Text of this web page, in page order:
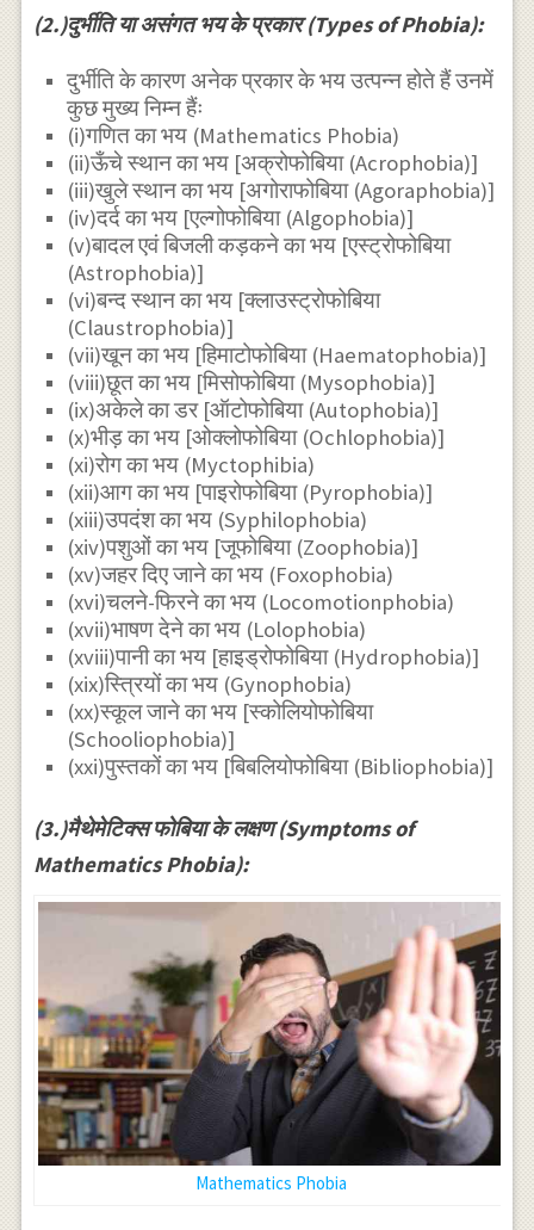
(2.)दुर्भीति या असंगत भय के प्रकार (Types of Phobia):
दुर्भीति के कारण अनेक प्रकार के भय उत्पन्न होते हैं उनमें
कुछ मुख्य निम्न हैंः
(i)गणित का भय (Mathematics Phobia)
(ii)ऊँचे स्थान का भय [अक्रोफोबिया (Acrophobia)]
(iii)खुले स्थान का भय [अगोराफोबिया (Agoraphobia)]
(iv)दर्द का भय [एल्गोफोबिया (Algophobia)]
(v)बादल एवं बिजली कड़कने का भय [एस्ट्रोफोबिया
(Astrophobia)]
(vi)बन्द स्थान का भय [क्लाउस्ट्रोफोबिया
(Claustrophobia)]
(vii)खून का भय [हिमाटोफोबिया (Haematophobia)]
(viii)छूत का भय [मिसोफोबिया (Mysophobia)]
(ix)अकेले का डर [ऑटोफोबिया (Autophobia)]
(x)भीड़ का भय [ओक्लोफोबिया (Ochlophobia)]
(xi)रोग का भय (Myctophibia)
(xii)आग का भय [पाइरोफोबिया (Pyrophobia)]
(xiii)उपदंश का भय (Syphilophobia)
(xiv)पशुओं का भय [जूफोबिया (Zoophobia)]
(xv)जहर दिए जाने का भय (Foxophobia)
(xvi)चलने-फिरने का भय (Locomotionphobia)
(xvii)भाषण देने का भय (Lolophobia)
(xviii)पानी का भय [हाइड्रोफोबिया (Hydrophobia)]
(xix)स्त्रियों का भय (Gynophobia)
(xx)स्कूल जाने का भय [स्कोलियोफोबिया
(Schooliophobia)]
(xxi)पुस्तकों का भय [बिबलियोफोबिया (Bibliophobia)]
(3.)मैथेमेटिक्स फोबिया के लक्षण (Symptoms of
Mathematics Phobia):
Mathematics Phobia